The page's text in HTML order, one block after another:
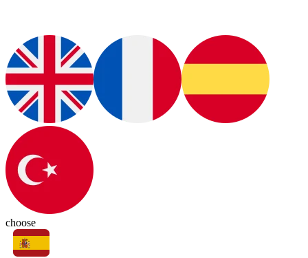
choose